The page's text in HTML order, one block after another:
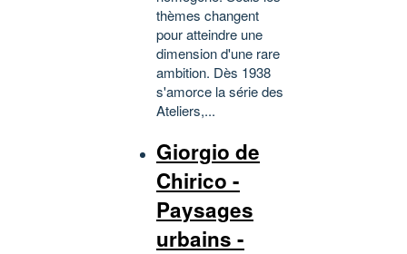
thèmes changent
pour atteindre une
dimension d'une rare
ambition. Dès 1938
s'amorce la série des
Ateliers,...
Giorgio de
Chirico -
Paysages
urbains -